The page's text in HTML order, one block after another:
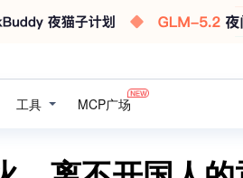
工具 MCP广场